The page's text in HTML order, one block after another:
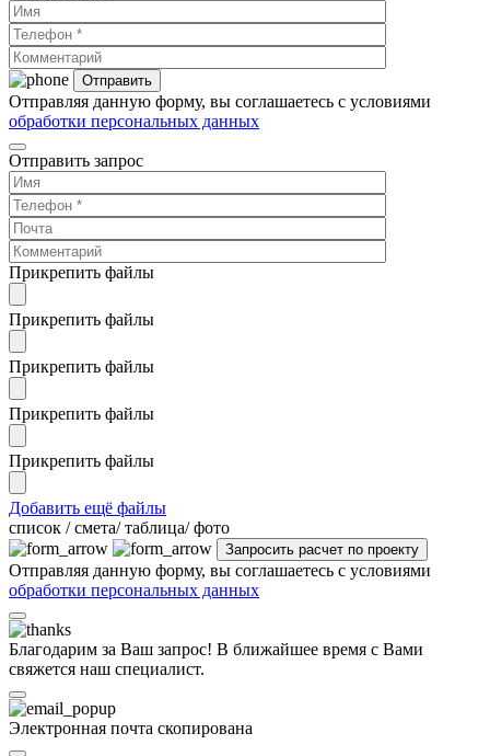
Отправляя данную форму, вы соглашаетесь с условиями
обработки персональных данных
Отправить запрос
Прикрепить файлы
Прикрепить файлы
Прикрепить файлы
Прикрепить файлы
Прикрепить файлы
Добавить ещё файлы
cписок / смета/ таблица/ фото
Отправляя данную форму, вы соглашаетесь с условиями
обработки персональных данных
Благодарим за Ваш запрос! В ближайшее время с Вами
свяжется наш специалист.
Электронная почта скопирована